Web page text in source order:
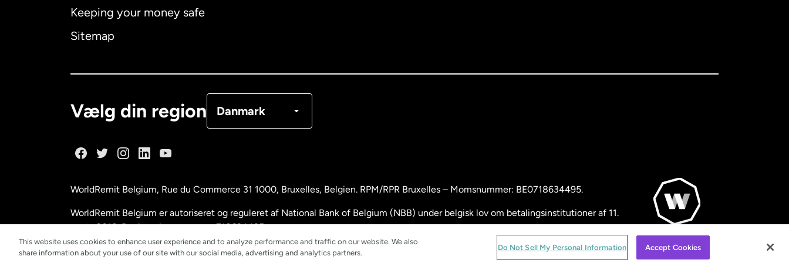
Keeping your money safe
Sitemap
Vælg din region Danmark
Malaysia
New Zealand
WorldRemit Belgium, Rue du Commerce 31 1000, Bruxelles, Belgien. RPM/RPR Bruxelles – Momsnummer: BE0718634495.
WorldRemit Belgium er autoriseret og reguleret af National Bank of Belgium (NBB) under belgisk lov om betalingsinstitutioner af 11.
marts 2018. Registreringsnummer: 718634495.
This website uses cookies to enhance user experience and to analyze performance and traffic on our website. We also
share information about your use of our site with our social media, advertising and analytics partners.
Do Not Sell My Personal Information Accept Cookies